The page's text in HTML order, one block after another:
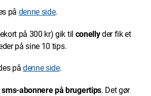
på denne side.
på 300 kr) gik til conellyder fik et
på sine 10 tips.
pådenne side.
sms-abonnere på brugertips. Det gør